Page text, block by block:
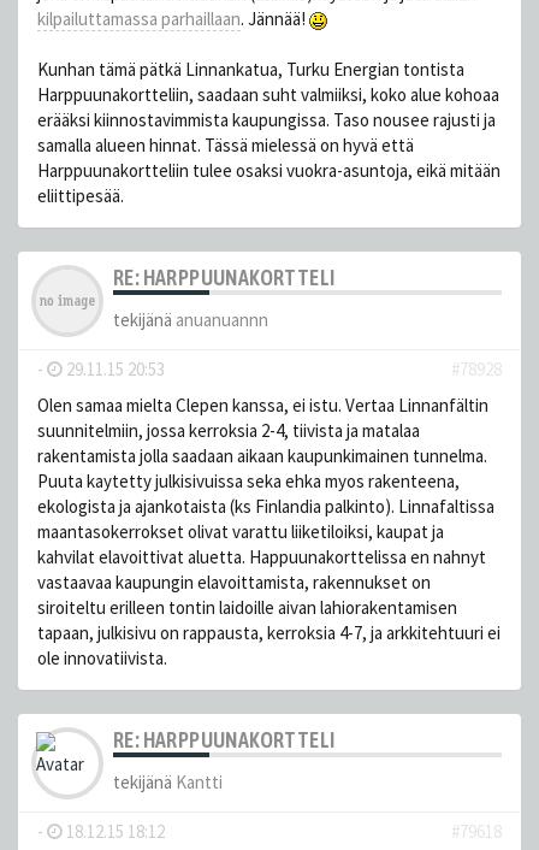
kilpailuttamassa parhaillaan. Jännää!
Kunhan tämä pätkä Linnankatua, Turku Energian tontista
Harppuunakortteliin, saadaan suht valmiiksi, koko alue kohoaa
erääksi kiinnostavimmista kaupungissa. Taso nousee rajusti ja
samalla alueen hinnat. Tässä mielessä on hyvä että
Harppuunakortteliin tulee osaksi vuokra-asuntoja, eikä mitään
eliittipesää.
RE: HARPPUUNAKORTTELI
tekijänä anuanuannn
- 29.11.15 20:53
#78928
Olen samaa mielta Clepen kanssa, ei istu. Vertaa Linnanfältin
suunnitelmiin, jossa kerroksia 2-4, tiivista ja matalaa
rakentamista jolla saadaan aikaan kaupunkimainen tunnelma.
Puuta kaytetty julkisivuissa seka ehka myos rakenteena,
ekologista ja ajankotaista (ks Finlandia palkinto). Linnafaltissa
maantasokerrokset olivat varattu liiketiloiksi, kaupat ja
kahvilat elavoittivat aluetta. Happuunakorttelissa en nahnyt
vastaavaa kaupungin elavoittamista, rakennukset on
siroiteltu erilleen tontin laidoille aivan lahiorakentamisen
tapaan, julkisivu on rappausta, kerroksia 4-7, ja arkkitehtuuri ei
ole innovatiivista.
RE: HARPPUUNAKORTTELI
tekijänä Kantti
- 18.12.15 18:12
#79618